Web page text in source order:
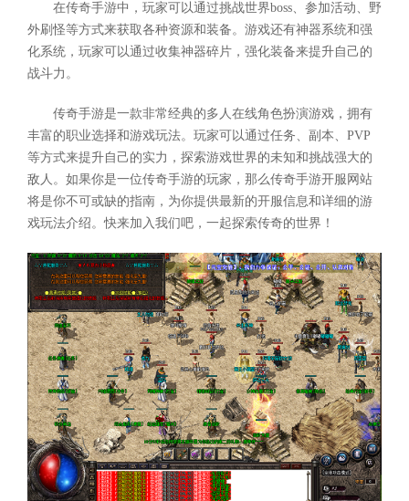
在传奇手游中，玩家可以通过挑战世界boss、参加活动、野
外刷怪等方式来获取各种资源和装备。游戏还有神器系统和强
化系统，玩家可以通过收集神器碎片，强化装备来提升自己的
战斗力。
传奇手游是一款非常经典的多人在线角色扮演游戏，拥有
丰富的职业选择和游戏玩法。玩家可以通过任务、副本、PVP
等方式来提升自己的实力，探索游戏世界的未知和挑战强大的
敌人。如果你是一位传奇手游的玩家，那么传奇手游开服网站
将是你不可或缺的指南，为你提供最新的开服信息和详细的游
戏玩法介绍。快来加入我们吧，一起探索传奇的世界！